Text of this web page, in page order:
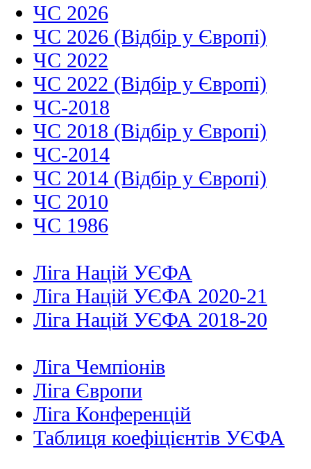
ЧС 2026
ЧС 2026 (Відбір у Європі)
ЧС 2022
ЧС 2022 (Відбір у Європі)
ЧС-2018
ЧС 2018 (Відбір у Європі)
ЧС-2014
ЧС 2014 (Відбір у Європі)
ЧС 2010
ЧС 1986
Ліга Націй УЄФА
Ліга Націй УЄФА 2020-21
Ліга Націй УЄФА 2018-20
Ліга Чемпіонів
Ліга Європи
Ліга Конференцій
Таблиця коефіцієнтів УЄФА